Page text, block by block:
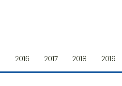
2016 2017 2018 2019